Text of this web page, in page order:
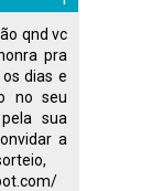
qnd vc
pra
dias e
no seu
sua
a